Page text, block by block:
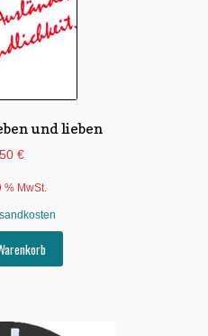
und lieben
€
% MwSt.